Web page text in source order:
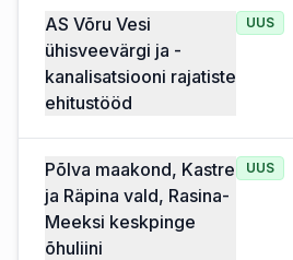
AS Võru Vesi
ühisveevärgi ja -
kanalisatsiooni rajatiste
ehitustööd
UUS
Põlva maakond, Kastre
ja Räpina vald, Rasina-
Meeksi keskpinge
õhuliini
UUS